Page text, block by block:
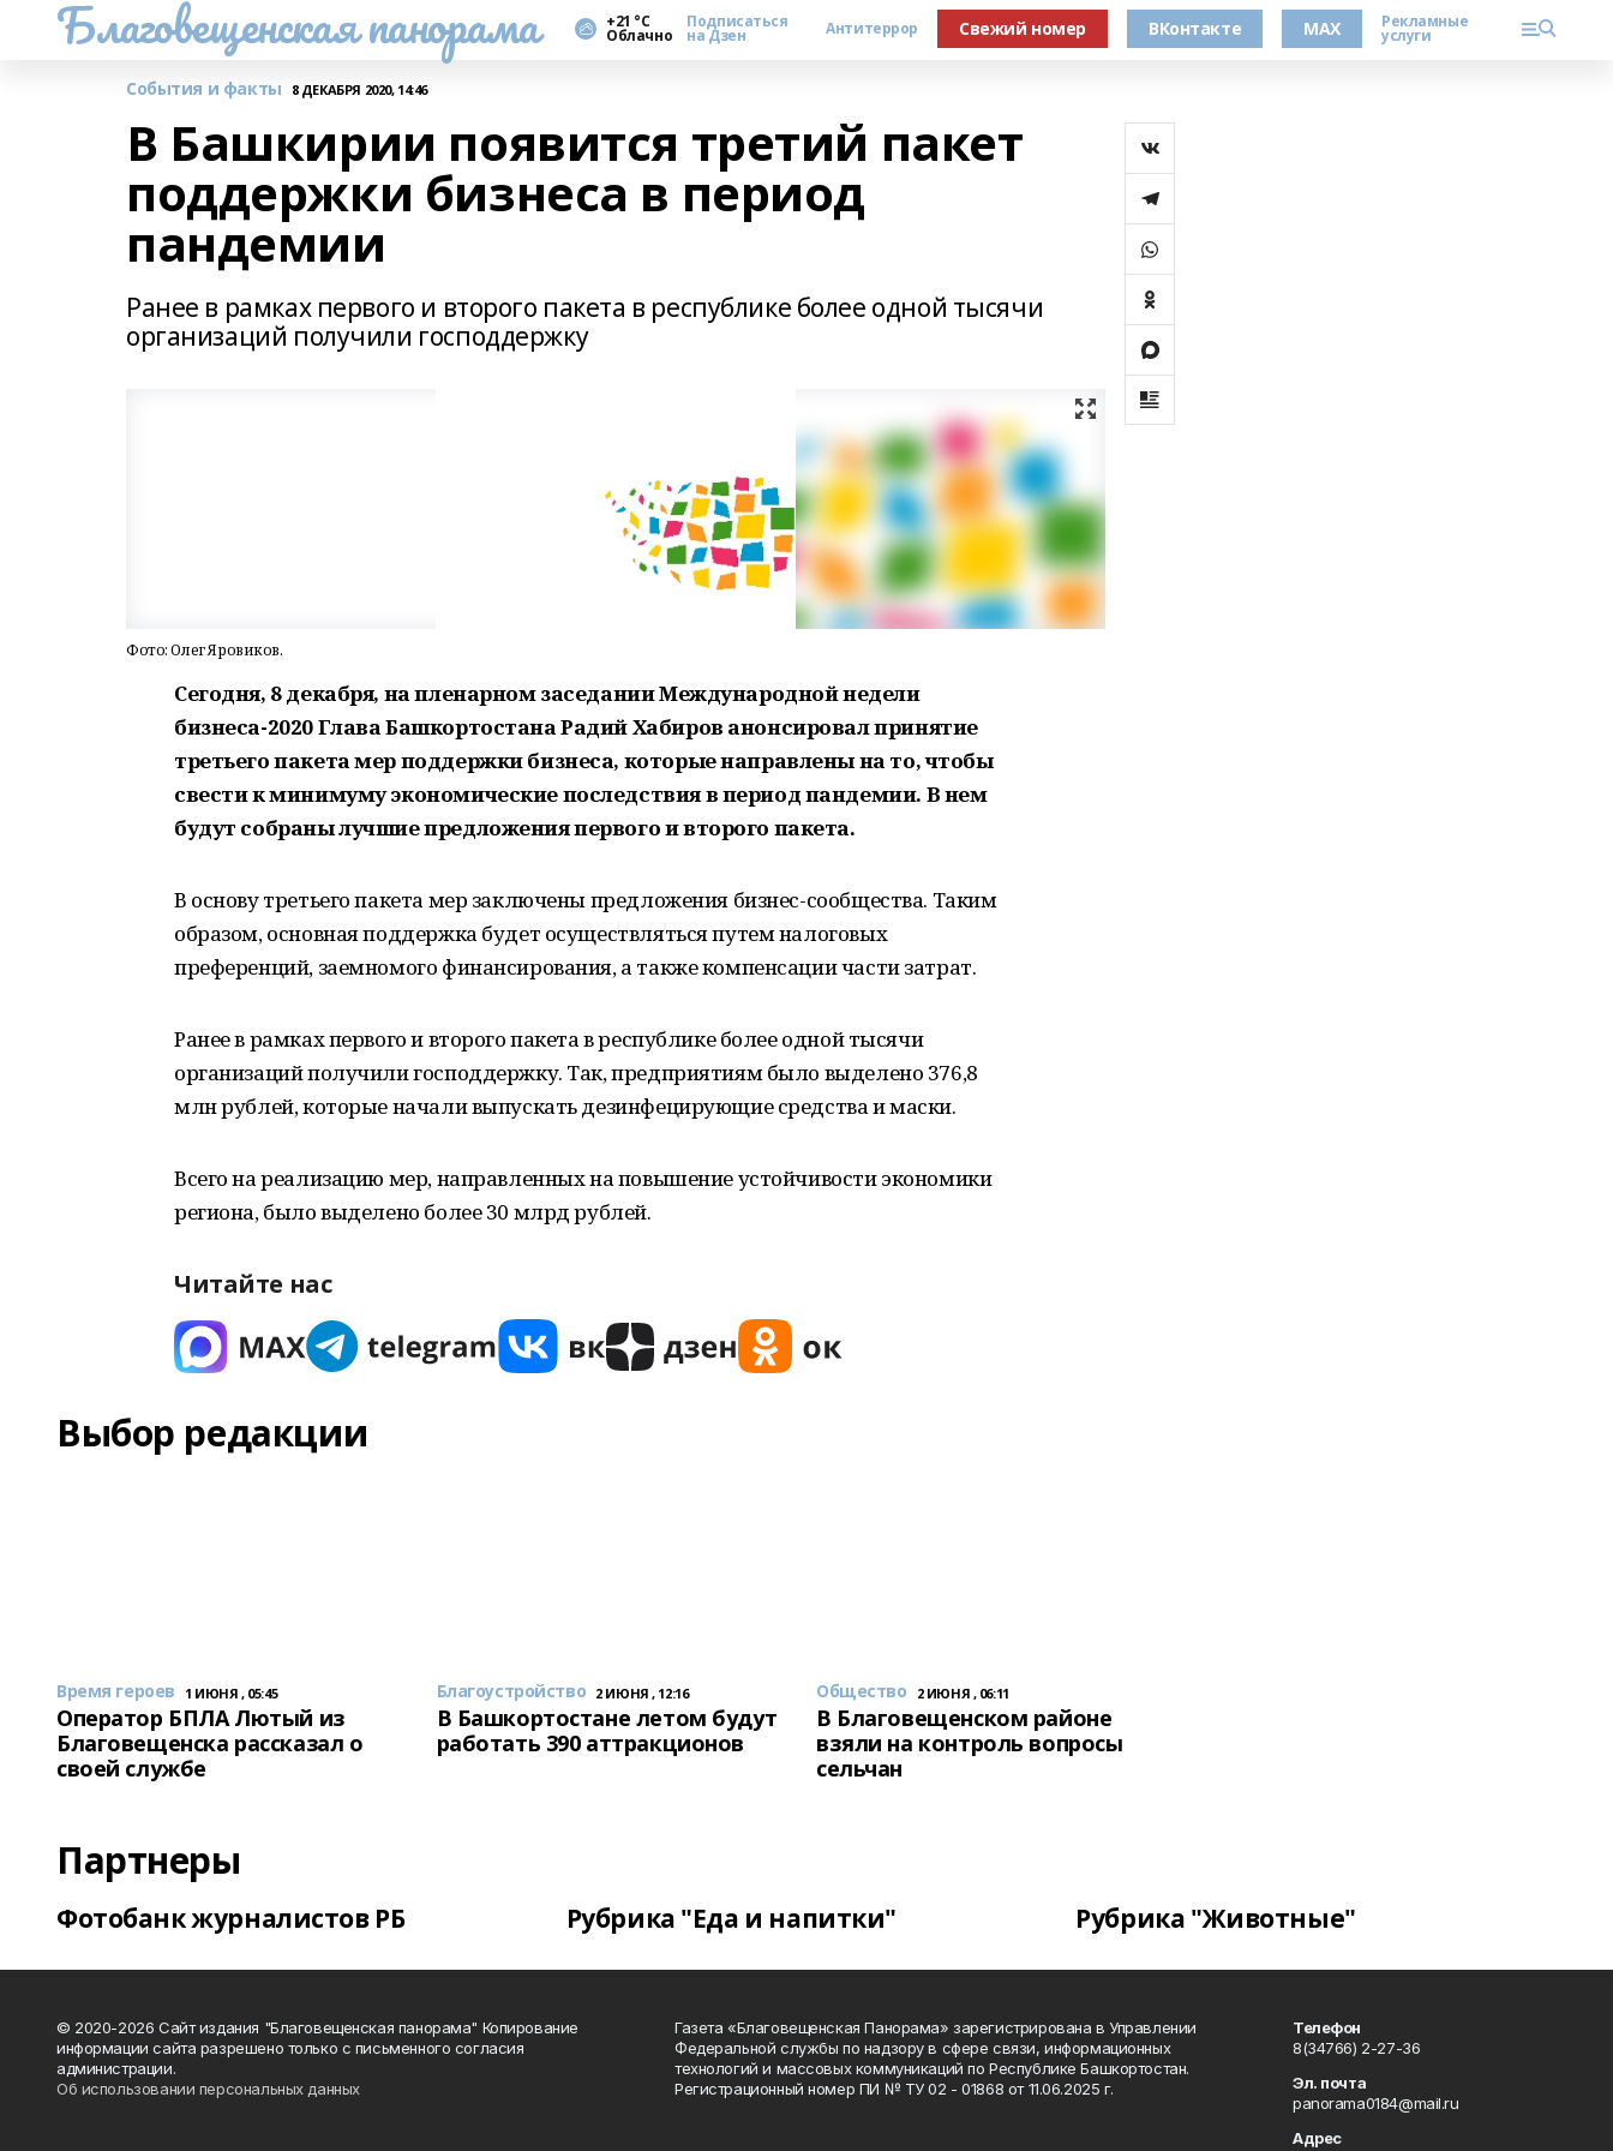
Благовещенская панорама +21 °С
Облачно
Подписаться
на Дзен Антитеррор Свежий номер ВКонтакте MAX Рекламные
услуги
События и факты 8 ДЕКАБРЯ 2020, 14:46
В Башкирии появится третий пакет
поддержки бизнеса в период
пандемии
Ранее в рамках первого и второго пакета в республике более одной тысячи
организаций получили господдержку
Фото: Олег Яровиков.
Сегодня, 8 декабря, на пленарном заседании Международной недели
бизнеса-2020 Глава Башкортостана Радий Хабиров анонсировал принятие
третьего пакета мер поддержки бизнеса, которые направлены на то, чтобы
свести к минимуму экономические последствия в период пандемии. В нем
будут собраны лучшие предложения первого и второго пакета.
В основу третьего пакета мер заключены предложения бизнес-сообщества. Таким
образом, основная поддержка будет осуществляться путем налоговых
преференций, заемномого финансирования, а также компенсации части затрат.
Ранее в рамках первого и второго пакета в республике более одной тысячи
организаций получили господдержку. Так, предприятиям было выделено 376,8
млн рублей, которые начали выпускать дезинфецирующие средства и маски.
Всего на реализацию мер, направленных на повышение устойчивости экономики
региона, было выделено более 30 млрд рублей.
Читайте нас
Выбор редакции
Время героев 1 ИЮНЯ , 05:45
Оператор БПЛА Лютый из
Благовещенска рассказал о
своей службе
Благоустройство 2 ИЮНЯ , 12:16
В Башкортостане летом будут
работать 390 аттракционов
Общество 2 ИЮНЯ , 06:11
В Благовещенском районе
взяли на контроль вопросы
сельчан
Партнеры
Фотобанк журналистов РБ Рубрика "Еда и напитки" Рубрика "Животные"
© 2020-2026 Сайт издания "Благовещенская панорама" Копирование
информации сайта разрешено только с письменного согласия
администрации.
Об использовании персональных данных
Газета «Благовещенская Панорама» зарегистрирована в Управлении
Федеральной службы по надзору в сфере связи, информационных
технологий и массовых коммуникаций по Республике Башкортостан.
Регистрационный номер ПИ № ТУ 02 - 01868 от 11.06.2025 г.
Телефон
8(34766) 2-27-36
Эл. почта
panorama0184@mail.ru
Адрес